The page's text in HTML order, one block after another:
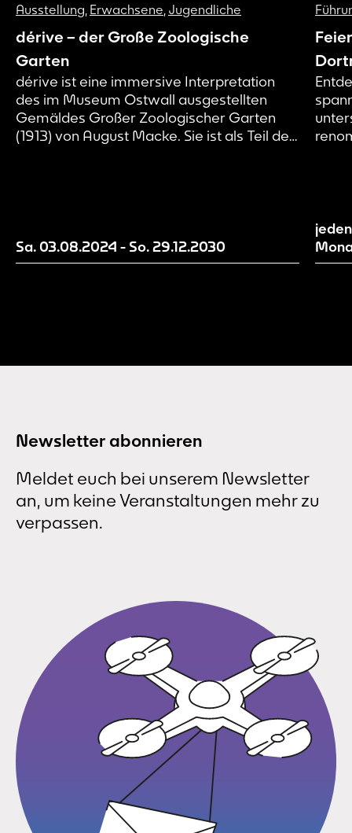
Ausstellung, Erwachsene, Jugendliche
dérive – der Große Zoologische
Garten
dérive ist eine immersive Interpretation
des im Museum Ostwall ausgestellten
Gemäldes Großer Zoologischer Garten
(1913) von August Macke. Sie ist als Teil des
diese mit Hilfe von euch als
Besucher*innen weiter.
Sa. 03.08.2024 - So. 29.12.2030
Newsletter abonnieren
Meldet euch bei unserem Newsletter
an, um keine Veranstaltungen mehr zu
verpassen.